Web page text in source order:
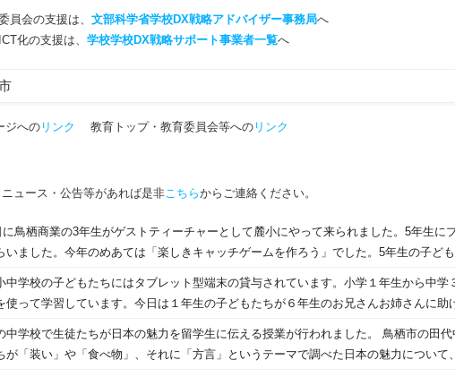
員会の支援は、 文部科学省学校DX戦略アドバイザー事務局へ
化の支援は、 学校学校DX戦略サポート事業者一覧へ
ジへの リンク 教育トップ・教育委員会等への リンク
ュース・公告等があれば是非こちらからご連絡ください。
に鳥栖商業の3年生がゲストティーチャーとして麓小にやって来られました。5年生に
いました。今年のめあては「楽しきキャッチゲームを作ろう」でした。5年生の子ど
中学校の子どもたちにはタブレット型端末の貸与されています。小学１年生から中学
使って学習しています。今日は１年生の子どもたちが６年生のお兄さんお姉さんに助
中学校で生徒たちが日本の魅力を留学生に伝える授業が行われました。 鳥栖市の田
が「装い」や「食べ物」、それに「方言」というテーマで調べた日本の魅力について